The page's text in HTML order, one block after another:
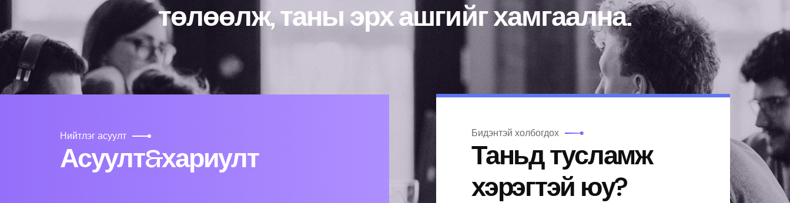
төлөөлж, таны эрх ашгийг хамгаална.
Нийтлэг асуулт
Асуулт&хариулт
Бидэнтэй холбогдох
Таньд тусламж
хэрэгтэй юу?